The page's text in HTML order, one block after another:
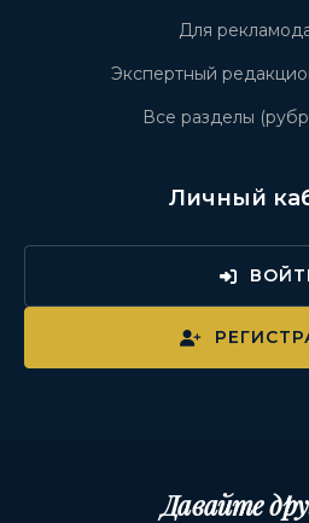
Для
Экспертный
Все разделы
Личный
Давайте